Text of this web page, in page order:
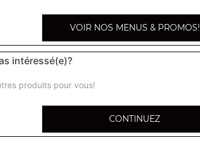
VOIR NOS MENUS & PROMOS!
intéressé(e)?
produits pour vous!
CONTINUEZ